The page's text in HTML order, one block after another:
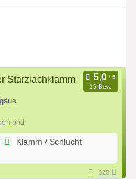
Starzlachklamm
15 Bew.
Klamm / Schlucht
320